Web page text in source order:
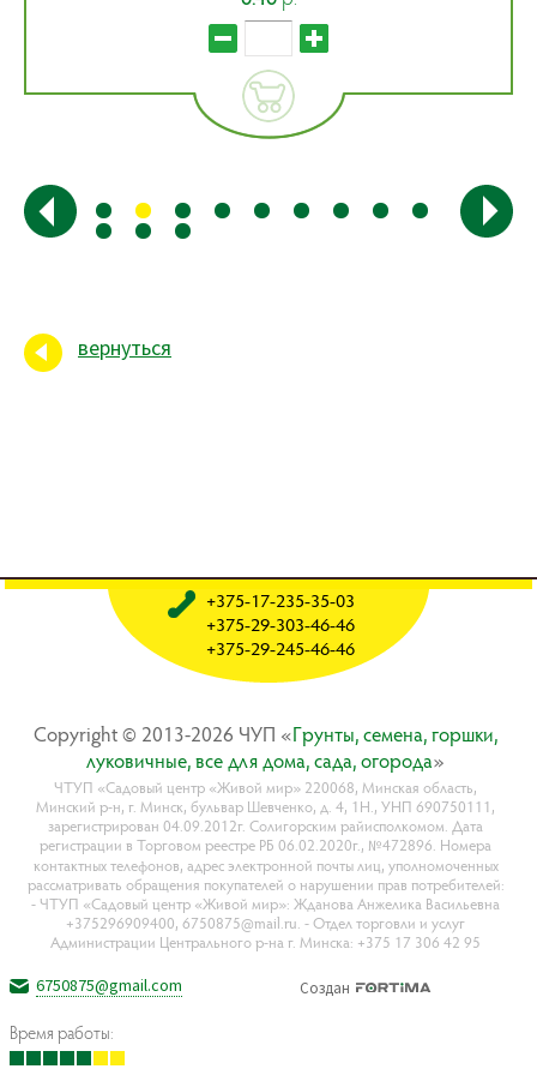
вернуться
Copyright © 2013-2026 ЧУП «Гpyнты, ceмeнa, гopшки,
лyкoвичныe, вce для дoмa, caдa, oгopoдa»
ЧТУП «Садовый центр «Живой мир» 220068, Минская область,
Минский р-н, г. Минск, бульвар Шевченко, д. 4, 1Н., УНП 690750111,
зарегистрирован 04.09.2012г. Солигорским райисполкомом. Дата
регистрации в Торговом реестре РБ 06.02.2020г., №472896. Номера
контактных телефонов, адрес электронной почты лиц, уполномоченных
рассматривать обращения покупателей о нарушении прав потребителей:
- ЧТУП «Садовый центр «Живой мир»: Жданова Анжелика Васильевна
+375296909400, 6750875@mail.ru. - Отдел торговли и услуг
Администрации Центрального р-на г. Минска: +375 17 306 42 95
+375-17-235-35-03
+375-29-303-46-46
+375-29-245-46-46
6750875@gmail.com
Время работы:
Создан